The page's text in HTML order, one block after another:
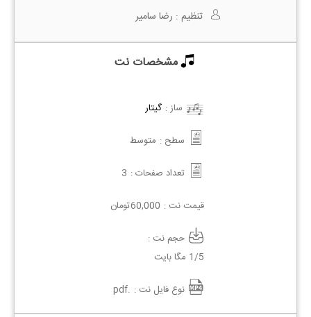
تنظیم : رضا سامیر
مشخصات نت
ساز : گیتار
سطح : متوسط
تعداد صفحات : 3
قیمت نت : 60,000تومان
حجم نت :
1/5 مگا بایت
نوع فایل نت : .pdf